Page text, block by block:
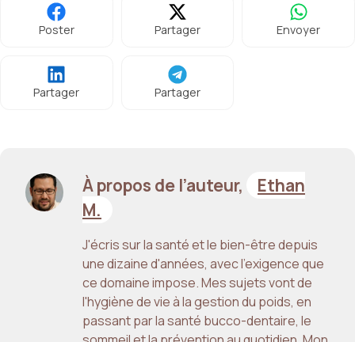
Poster Partager Envoyer
Partager Partager
À propos de l’auteur,
Ethan
M.
J'écris sur la santé et le bien-être depuis
une dizaine d'années, avec l'exigence que
ce domaine impose. Mes sujets vont de
l'hygiène de vie à la gestion du poids, en
passant par la santé bucco-dentaire, le